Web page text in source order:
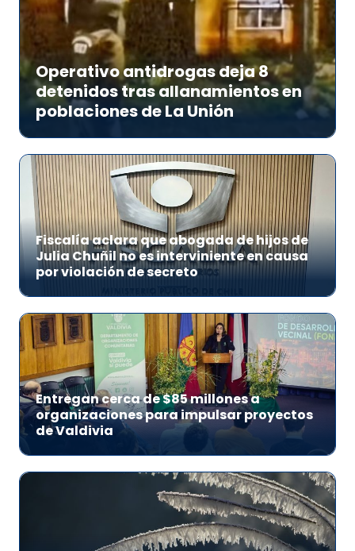
Operativo antidrogas deja 8
detenidos tras allanamientos en
poblaciones de La Unión
Fiscalía aclara que abogada de hijos de
Julia Chuñil no es interviniente en causa
por violación de secreto
Entregan cerca de $85 millones a
organizaciones para impulsar proyectos
de Valdivia